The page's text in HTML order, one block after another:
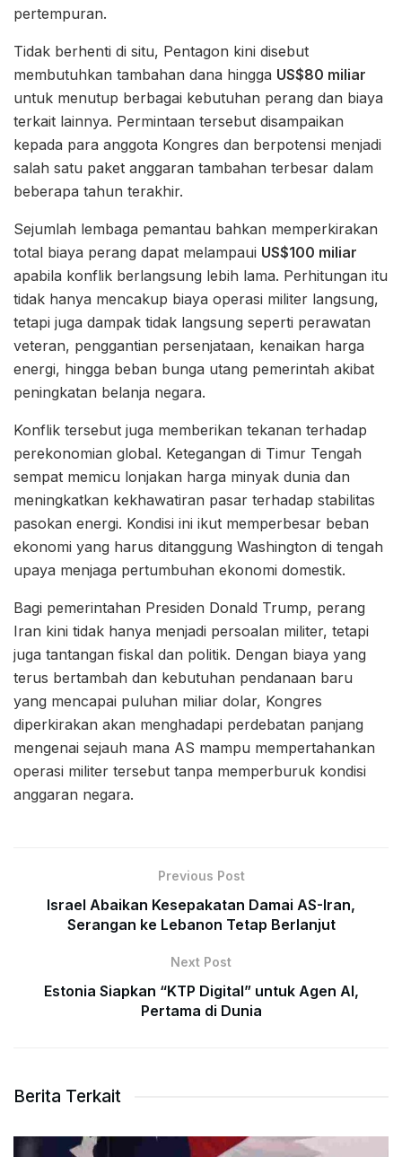
pertempuran.
Tidak berhenti di situ, Pentagon kini disebut
membutuhkan tambahan dana hingga US$80 miliar
untuk menutup berbagai kebutuhan perang dan biaya
terkait lainnya. Permintaan tersebut disampaikan
kepada para anggota Kongres dan berpotensi menjadi
salah satu paket anggaran tambahan terbesar dalam
beberapa tahun terakhir.
Sejumlah lembaga pemantau bahkan memperkirakan
total biaya perang dapat melampaui US$100 miliar
apabila konflik berlangsung lebih lama. Perhitungan itu
tidak hanya mencakup biaya operasi militer langsung,
tetapi juga dampak tidak langsung seperti perawatan
veteran, penggantian persenjataan, kenaikan harga
energi, hingga beban bunga utang pemerintah akibat
peningkatan belanja negara.
Konflik tersebut juga memberikan tekanan terhadap
perekonomian global. Ketegangan di Timur Tengah
sempat memicu lonjakan harga minyak dunia dan
meningkatkan kekhawatiran pasar terhadap stabilitas
pasokan energi. Kondisi ini ikut memperbesar beban
ekonomi yang harus ditanggung Washington di tengah
upaya menjaga pertumbuhan ekonomi domestik.
Bagi pemerintahan Presiden Donald Trump, perang
Iran kini tidak hanya menjadi persoalan militer, tetapi
juga tantangan fiskal dan politik. Dengan biaya yang
terus bertambah dan kebutuhan pendanaan baru
yang mencapai puluhan miliar dolar, Kongres
diperkirakan akan menghadapi perdebatan panjang
mengenai sejauh mana AS mampu mempertahankan
operasi militer tersebut tanpa memperburuk kondisi
anggaran negara.
Previous Post
Israel Abaikan Kesepakatan Damai AS-Iran,
Serangan ke Lebanon Tetap Berlanjut
Next Post
Estonia Siapkan “KTP Digital” untuk Agen AI,
Pertama di Dunia
Berita Terkait